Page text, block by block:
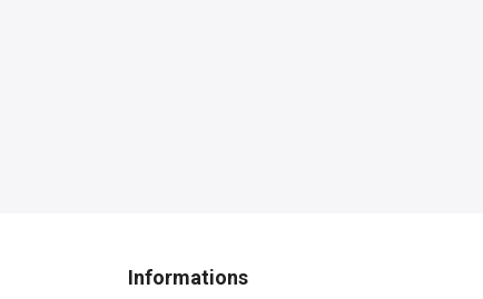
Informations